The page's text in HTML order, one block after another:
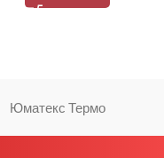
Юматекс Термо